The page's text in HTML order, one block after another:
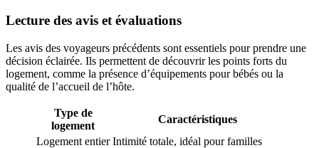
Lecture des avis et évaluations
Les avis des voyageurs précédents sont essentiels pour prendre une
décision éclairée. Ils permettent de découvrir les points forts du
logement, comme la présence d’équipements pour bébés ou la
qualité de l’accueil de l’hôte.
Type de
logement
Caractéristiques
Logement entier Intimité totale, idéal pour familles